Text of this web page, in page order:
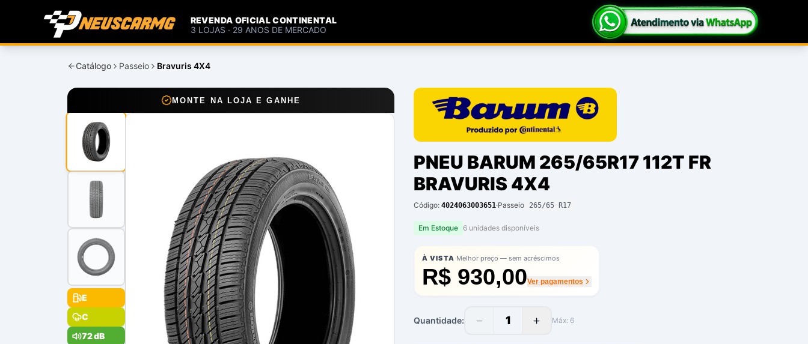
REVENDA OFICIAL CONTINENTAL
3 LOJAS · 29 ANOS DE MERCADO
Catálogo Passeio Bravuris 4X4
MONTE NA LOJA E GANHE
E
C
72 dB
PNEU BARUM 265/65R17 112T FR
BRAVURIS 4X4
Código: 4024063003651·Passeio 265/65 R17
Em Estoque 6 unidades disponíveis
À VISTA·Melhor preço — sem acréscimos
R$ 930,00Ver pagamentos
Quantidade: 1 Máx: 6